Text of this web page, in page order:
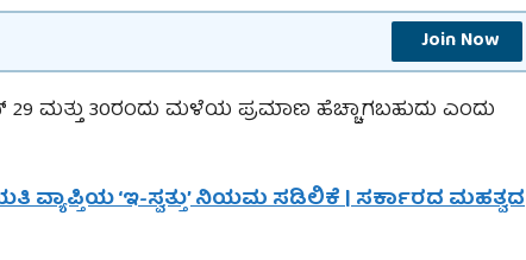
Join Now
ಮತ್ತು 30ರಂದು ಮಳೆಯ ಪ್ರಮಾಣ ಹೆಚ್ಚಾಗಬಹುದು ಎಂದು
ವ್ಯಾಪ್ತಿಯ ‘ಇ-ಸ್ವತ್ತು’ ನಿಯಮ ಸಡಿಲಿಕೆ | ಸರ್ಕಾರದ ಮಹತ್ವದ